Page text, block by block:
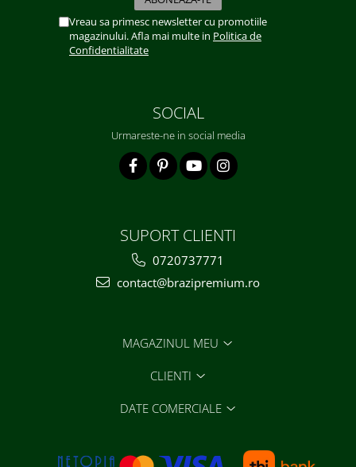
Vreau sa primesc newsletter cu promotiile
magazinului. Afla mai multe in Politica de
Confidentialitate
SOCIAL
Urmareste-ne in social media
SUPORT CLIENTI
0720737771
contact@brazipremium.ro
MAGAZINUL MEU
CLIENTI
DATE COMERCIALE